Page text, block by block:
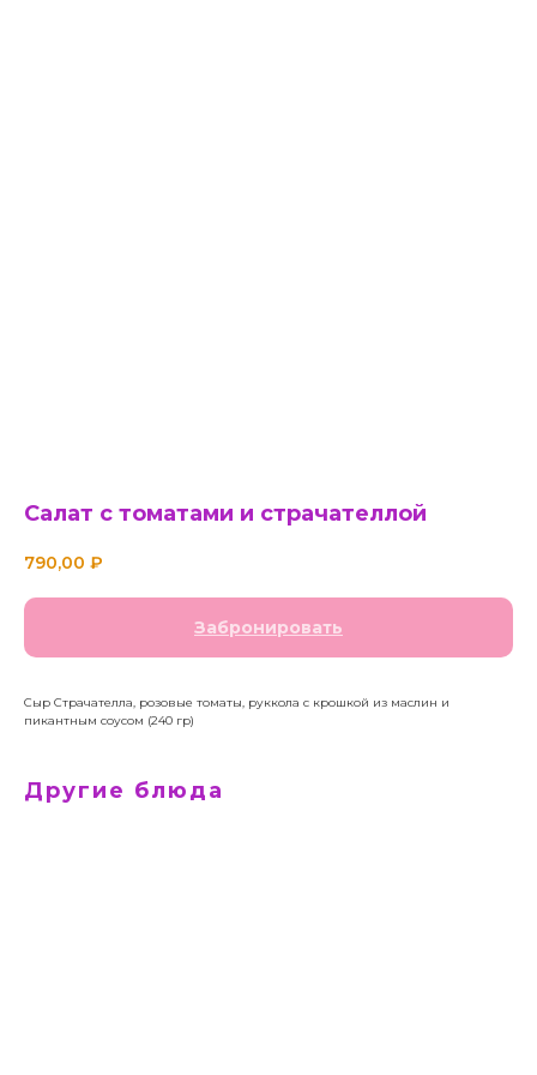
Салат с томатами и страчателлой
790,00 ₽
Забронировать
Сыр Страчателла, розовые томаты, руккола с крошкой из маслин и
пикантным соусом (240 гр)
Другие блюда